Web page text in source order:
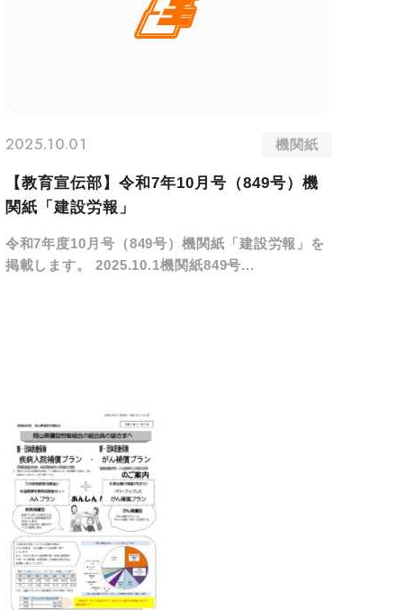
2025.10.01 機関紙
【教育宣伝部】令和7年10月号（849号）機
関紙「建設労報」
令和7年度10月号（849号）機関紙「建設労報」を
掲載します。 2025.10.1機関紙849号...